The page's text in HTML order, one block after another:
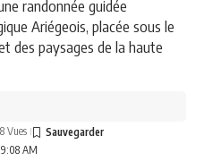
randonnée guidée
Ariégeois, placée sous le
des paysages de la haute
AM
Vues